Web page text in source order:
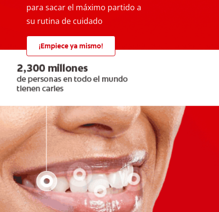
para sacar el máximo partido a
su rutina de cuidado
¡Empiece ya mismo!